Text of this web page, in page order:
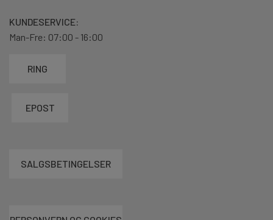
KUNDESERVICE:
Man-Fre: 07:00 - 16:00
RING
EPOST
SALGSBETINGELSER